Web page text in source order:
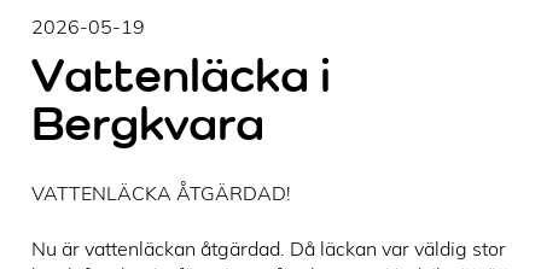
2026-05-19
Vattenläcka i
Bergkvara
VATTENLÄCKA ÅTGÄRDAD!
Nu är vattenläckan åtgärdad. Då läckan var väldig stor